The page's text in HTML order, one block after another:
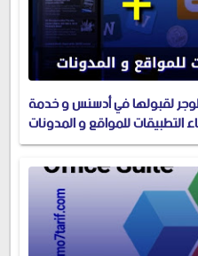
لقبولها في أدسنس و خدمة
التطبيقات للمواقع و المدونات